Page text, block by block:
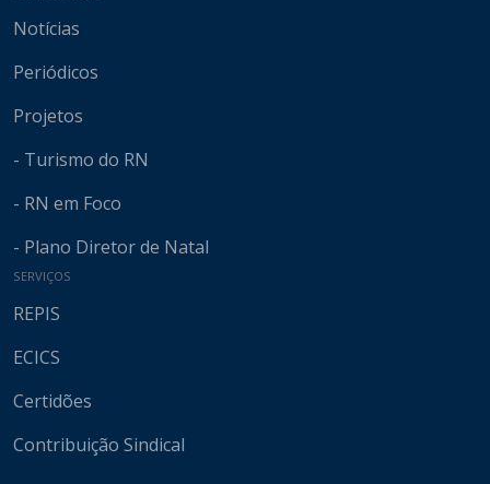
Notícias
Periódicos
Projetos
- Turismo do RN
- RN em Foco
- Plano Diretor de Natal
SERVIÇOS
REPIS
ECICS
Certidões
Contribuição Sindical